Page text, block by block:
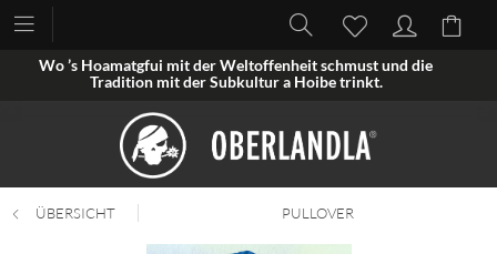
Wo ’s Hoamatgfui mit der Weltoffenheit schmust und die
Tradition mit der Subkultur a Hoibe trinkt.
ÜBERSICHT PULLOVER